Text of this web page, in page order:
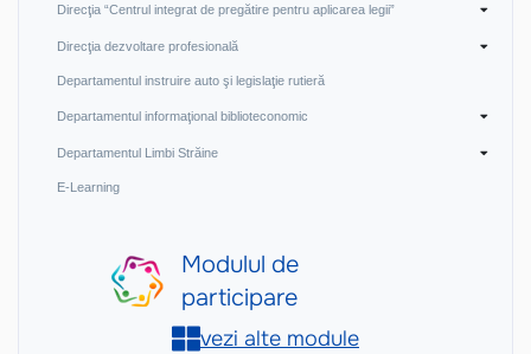
Direcţia “Centrul integrat de pregătire pentru aplicarea legii”
Direcţia dezvoltare profesională
Departamentul instruire auto şi legislaţie rutieră
Departamentul informaţional biblioteconomic
Departamentul Limbi Străine
E-Learning